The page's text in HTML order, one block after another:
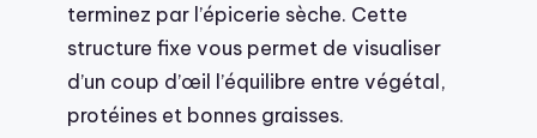
terminez par l’épicerie sèche. Cette
structure fixe vous permet de visualiser
d’un coup d’œil l’équilibre entre végétal,
protéines et bonnes graisses.